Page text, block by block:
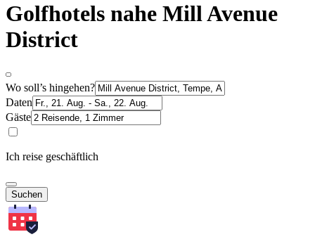
Golfhotels nahe Mill Avenue
District
Wo soll’s hingehen?
Daten
Gäste
Ich reise geschäftlich
Suchen